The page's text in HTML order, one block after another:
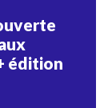
édition